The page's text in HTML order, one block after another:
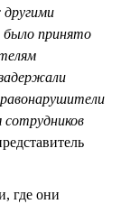
принято
сотрудников
где они